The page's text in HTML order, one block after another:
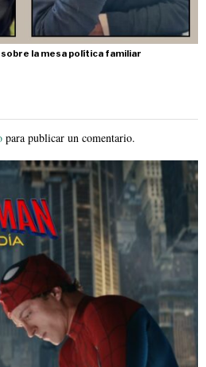
sobre la mesa política familiar
para publicar un comentario.